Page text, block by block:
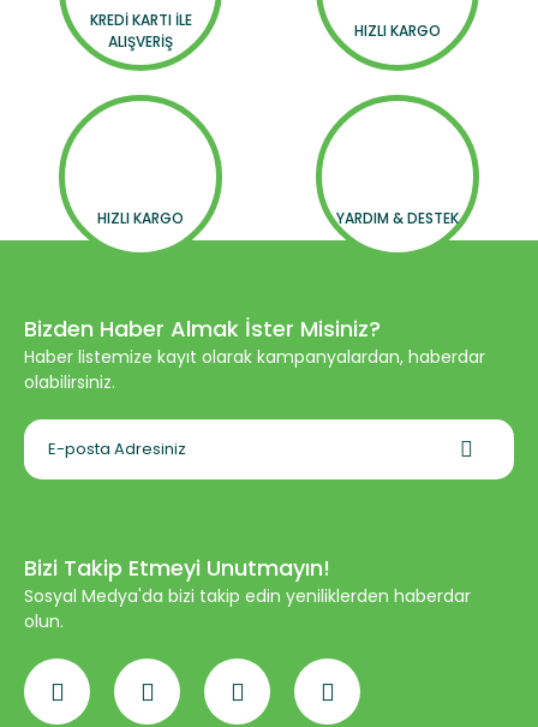
KREDİ KARTI İLE
ALIŞVERİŞ
HIZLI KARGO
HIZLI KARGO YARDIM & DESTEK
Bizden Haber Almak İster Misiniz?
Haber listemize kayıt olarak kampanyalardan, haberdar
olabilirsiniz.
Bizi Takip Etmeyi Unutmayın!
Sosyal Medya'da bizi takip edin yeniliklerden haberdar
olun.